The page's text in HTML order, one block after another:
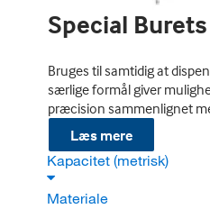
Special Burets
Bruges til samtidig at
særlige formål giver
præcision sammenlignet
Læs mere
Kapacitet (metrisk)
Materiale